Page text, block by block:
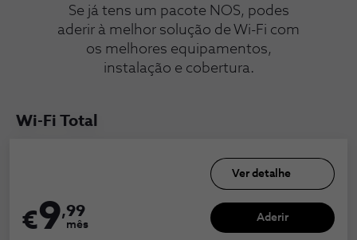
Se já tens um pacote NOS, podes
aderir à melhor solução de Wi-Fi com
os melhores equipamentos,
instalação e cobertura.
Wi-Fi Total
€9 mês
,99
Ver detalhe
Aderir